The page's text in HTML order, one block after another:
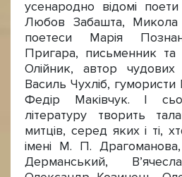
усенародно відомі
Любов Забашта, Микола
поетеси Марія
Пригара, письменник та
Олійник, автор чудових
Василь Чухліб,
Федір Маківчук. І
літературу творить
митців, серед яких і ті,
імені М. П.
Дерманський,